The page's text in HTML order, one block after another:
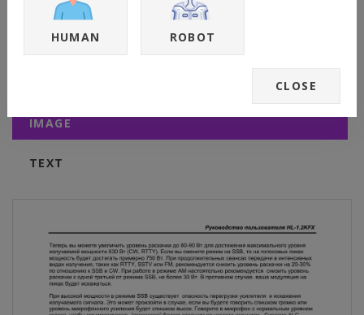
Линия alc
IMAGE
TEXT
HUMAN ROBOT
CLOSE